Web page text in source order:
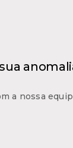
a nossa